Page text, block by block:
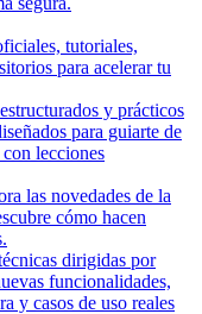
tutoriales,
para acelerar tu
y prácticos
para guiarte de
lecciones
las novedades de la
cómo hacen
dirigidas por
funcionalidades,
y casos de uso reales